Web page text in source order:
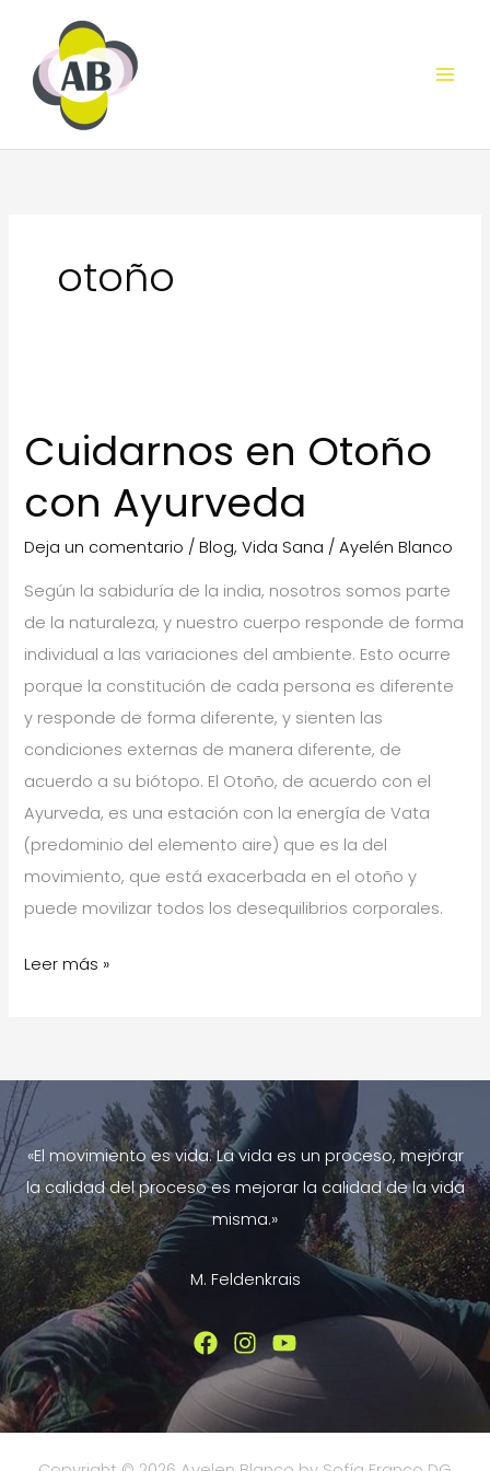
contenido
otoño
Cuidarnos en Otoño
con Ayurveda
Deja un comentario /Blog,Vida Sana /Ayelén Blanco
Según la sabiduría de la india, nosotros somos parte
de la naturaleza, y nuestro cuerpo responde de forma
individual a las variaciones del ambiente. Esto ocurre
porque la constitución de cada persona es diferente
y responde de forma diferente, y sienten las
condiciones externas de manera diferente, de
acuerdo a su biótopo. El Otoño, de acuerdo con el
Ayurveda, es una estación con la energía de Vata
(predominio del elemento aire) que es la del
movimiento, que está exacerbada en el otoño y
puede movilizar todos los desequilibrios corporales.
Cuidarnos
Ayurveda
Leer más »
«El movimiento es vida. La vida es un proceso, mejorar
la calidad del proceso es mejorar la calidad de la vida
misma.»
M. Feldenkrais